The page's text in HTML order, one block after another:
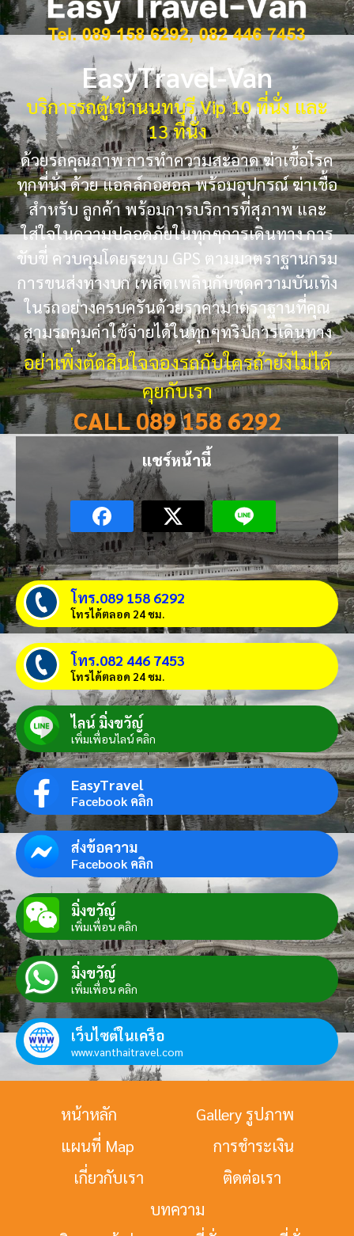
EasyTravel-Van
บริการรถตู้เช่านนทบุรี Vip 10 ที่นั่ง และ
13 ที่นั่ง
ด้วยรถคุณภาพ การทำความสะอาด ฆ่าเชื้อโรค
ทุกที่นั่ง ด้วย แอลล์กอฮอล พร้อมอุปกรณ์ ฆ่าเชื้อ
สำหรับ ลูกค้า พร้อมการบริการที่สุภาพ และ
ใส่ใจในความปลอดภัยในทุกๆการเดินทาง การ
ขับขี่ ควบคุมโดยระบบ GPS ตามมาตราฐานกรม
การขนส่งทางบก เพลิดเพลินกับชุดความบันเทิง
ในรถอย่างครบครันด้วยราคามาตราฐานที่คุณ
สามรถคุมค่าใช้จ่ายได้ในทุกๆทริปการเดินทาง
อย่าเพิ่งตัดสินใจจองรถกับใครถ้ายังไม่ได้
คุยกับเรา
CALL 089 158 6292
แชร์หน้านี้
โทร.089 158 6292
โทรได้ตลอด 24 ชม.
โทร.082 446 7453
โทรได้ตลอด 24 ชม.
ไลน์ มิ่งขวัญ์
เพิ่มเพื่อนไลน์ คลิก
EasyTravel
Facebook คลิก
ส่งข้อความ
Facebook คลิก
มิ่งขวัญ์
เพิ่มเพื่อน คลิก
มิ่งขวัญ์
เพิ่มเพื่อน คลิก
เว็บไซต์ในเครือ
www.vanthaitravel.com
หน้าหลัก
Gallery รูปภาพ
แผนที่ Map
การชำระเงิน
เกี่ยวกับเรา
ติดต่อเรา
บทความ